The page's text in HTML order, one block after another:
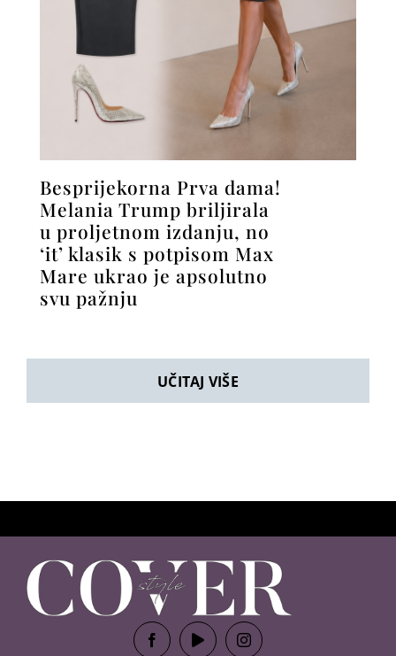
Besprijekorna Prva dama!
Melania Trump briljirala
u proljetnom izdanju, no
‘it’ klasik s potpisom Max
Mare ukrao je apsolutno
svu pažnju
UČITAJ VIŠE